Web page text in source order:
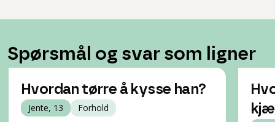
Spørsmål og svar som ligner
Hvordan tørre å kysse han?
Jente, 13 Forhold